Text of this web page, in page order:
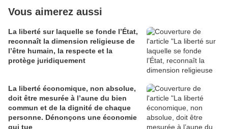
Vous aimerez aussi
La liberté sur laquelle se fonde l’État,
reconnaît la dimension religieuse de
l’être humain, la respecte et la
protège juridiquement
La liberté économique, non absolue,
doit être mesurée à l’aune du bien
commun et de la dignité de chaque
personne. Dénonçons une économie
qui tue